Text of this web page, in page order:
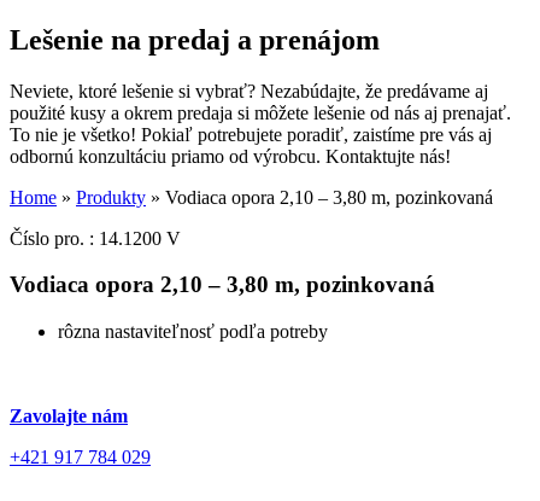
Lešenie na predaj a prenájom
Neviete, ktoré lešenie si vybrať? Nezabúdajte, že predávame aj
použité kusy a okrem predaja si môžete lešenie od nás aj prenajať.
To nie je všetko! Pokiaľ potrebujete poradiť, zaistíme pre vás aj
odbornú konzultáciu priamo od výrobcu. Kontaktujte nás!
Home » Produkty » Vodiaca opora 2,10 – 3,80 m, pozinkovaná
Číslo pro. : 14.1200 V
Vodiaca opora 2,10 – 3,80 m, pozinkovaná
rôzna nastaviteľnosť podľa potreby
Zavolajte nám
+421 917 784 029